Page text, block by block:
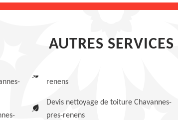
AUTRES SERVICES
renens
Devis nettoyage de toiture Chavannes-
pres-renens